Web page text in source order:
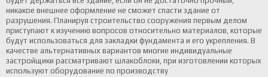
никакое внешнее оформление не сможет спасти здание от
разрушения. Планируя строительство сооружения первым делом
приступают к изучению вопросов относительно материалов, которые
будут использоваться для закладки фундамента и его укрепления. В
качестве альтернативных вариантов многие индивидуальные
застройщики рассматривают шлакоблоки, при изготовлении которых
используют оборудование по производству